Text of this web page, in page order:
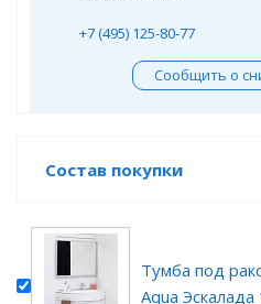
+7 (495) 125-80-77
Сообщить о
Состав покупки
Тумба под
Aqua Эскалада